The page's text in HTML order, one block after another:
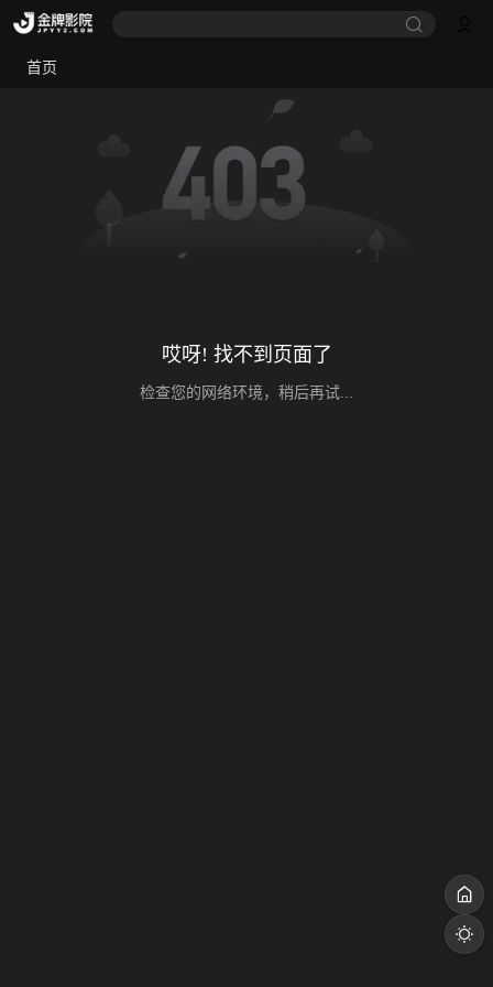
首页
哎呀! 找不到页面了
检查您的网络环境，稍后再试...